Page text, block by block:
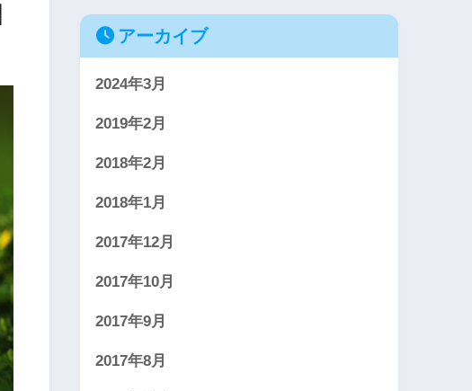
アーカイブ
2024年3月
2019年2月
2018年2月
2018年1月
2017年12月
2017年10月
2017年9月
2017年8月